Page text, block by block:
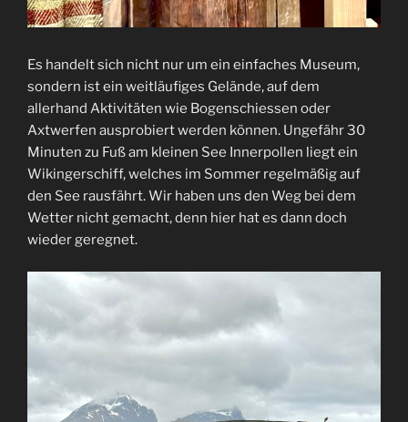
Es handelt sich nicht nur um ein einfaches Museum,
sondern ist ein weitläufiges Gelände, auf dem
allerhand Aktivitäten wie Bogenschiessen oder
Axtwerfen ausprobiert werden können. Ungefähr 30
Minuten zu Fuß am kleinen See Innerpollen liegt ein
Wikingerschiff, welches im Sommer regelmäßig auf
den See rausfährt. Wir haben uns den Weg bei dem
Wetter nicht gemacht, denn hier hat es dann doch
wieder geregnet.